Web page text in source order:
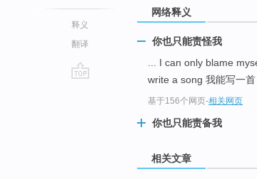
释义
翻译
网络释义
你也只能责怪我
... I can only blame
write a song 我能写一首
基于156个网页-相关网页
你也只能责备我
相关文章